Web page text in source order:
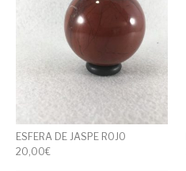
ESFERA DE JASPE ROJO
20,00€